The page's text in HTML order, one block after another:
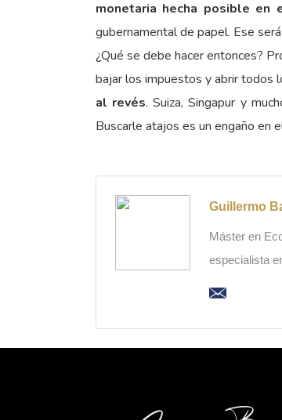
monetaria hecha posible
gubernamental de papel. Ese
¿Qué se debe hacer entonces?
bajar los impuestos y abrir todos
al revés. Suiza, Singapur y
Buscarle atajos es un engaño en
Guillermo
Máster en
especialista